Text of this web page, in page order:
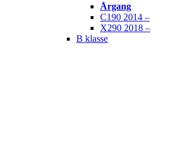
Årgang
C190 2014 –
X290 2018 –
B klasse